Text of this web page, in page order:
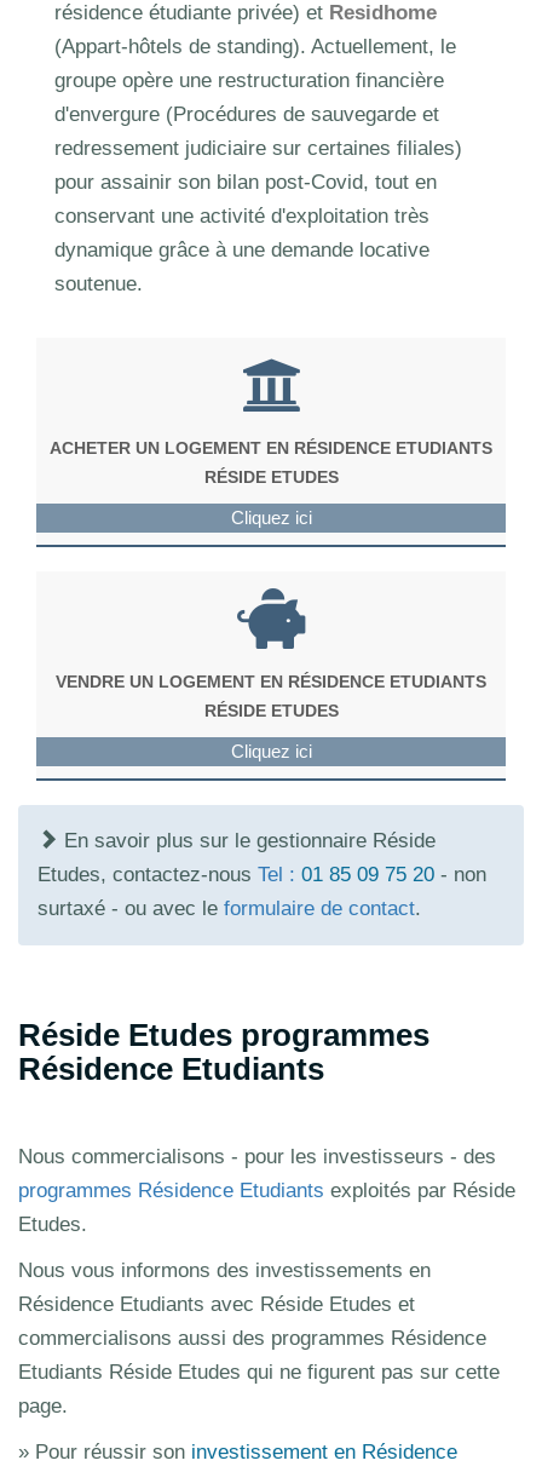
résidence étudiante privée) et Residhome
(Appart-hôtels de standing). Actuellement, le
groupe opère une restructuration financière
d'envergure (Procédures de sauvegarde et
redressement judiciaire sur certaines filiales)
pour assainir son bilan post-Covid, tout en
conservant une activité d'exploitation très
dynamique grâce à une demande locative
soutenue.
ACHETER UN LOGEMENT EN RÉSIDENCE ETUDIANTS
RÉSIDE ETUDES
Cliquez ici
VENDRE UN LOGEMENT EN RÉSIDENCE ETUDIANTS
RÉSIDE ETUDES
Cliquez ici
En savoir plus sur le gestionnaire Réside
Etudes, contactez-nous Tel : 01 85 09 75 20 - non
surtaxé - ou avec le formulaire de contact.
Réside Etudes programmes
Résidence Etudiants
Nous commercialisons - pour les investisseurs - des
programmes Résidence Etudiants exploités par Réside
Etudes.
Nous vous informons des investissements en
Résidence Etudiants avec Réside Etudes et
commercialisons aussi des programmes Résidence
Etudiants Réside Etudes qui ne figurent pas sur cette
page.
» Pour réussir son investissement en Résidence